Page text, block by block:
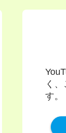
く
す。